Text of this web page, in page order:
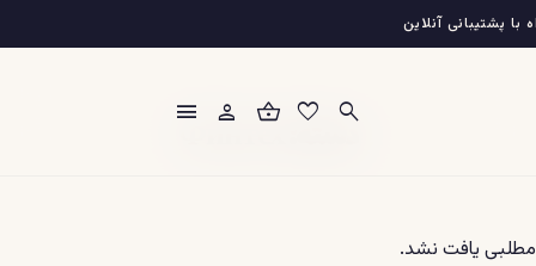
رفتن
به
پشتیبانی آنلاین
search
favorite
shopping_basket
person
menu
دسته: Финтех
مطلبی یافت نشد.